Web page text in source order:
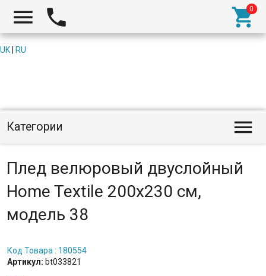
  
UK RU
Категории 
Плед велюровый двуслойный
Home Textile 200x230 см,
модель 38
Код Товара : 180554
Артикул: bt033821